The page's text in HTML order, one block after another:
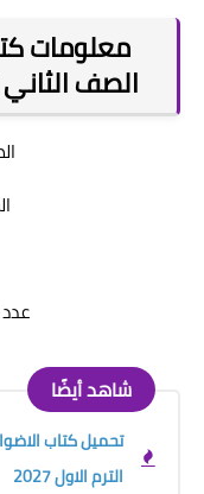
معلومات
الصف الثاني
عدد
شاهد أيضًا
تحميل كتاب
الترم الاول 2027